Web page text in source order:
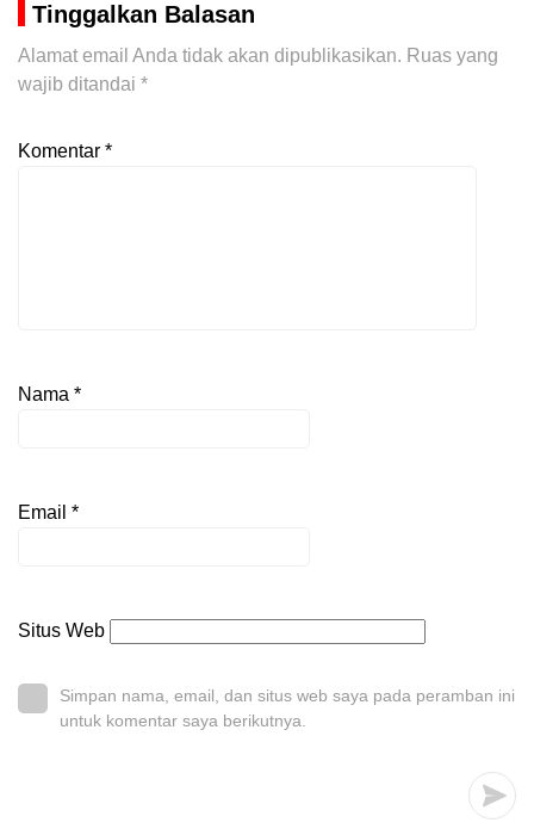
Tinggalkan Balasan
Alamat email Anda tidak akan dipublikasikan. Ruas yang
wajib ditandai *
Komentar *
Nama *
Email *
Situs Web
Simpan nama, email, dan situs web saya pada peramban ini
untuk komentar saya berikutnya.